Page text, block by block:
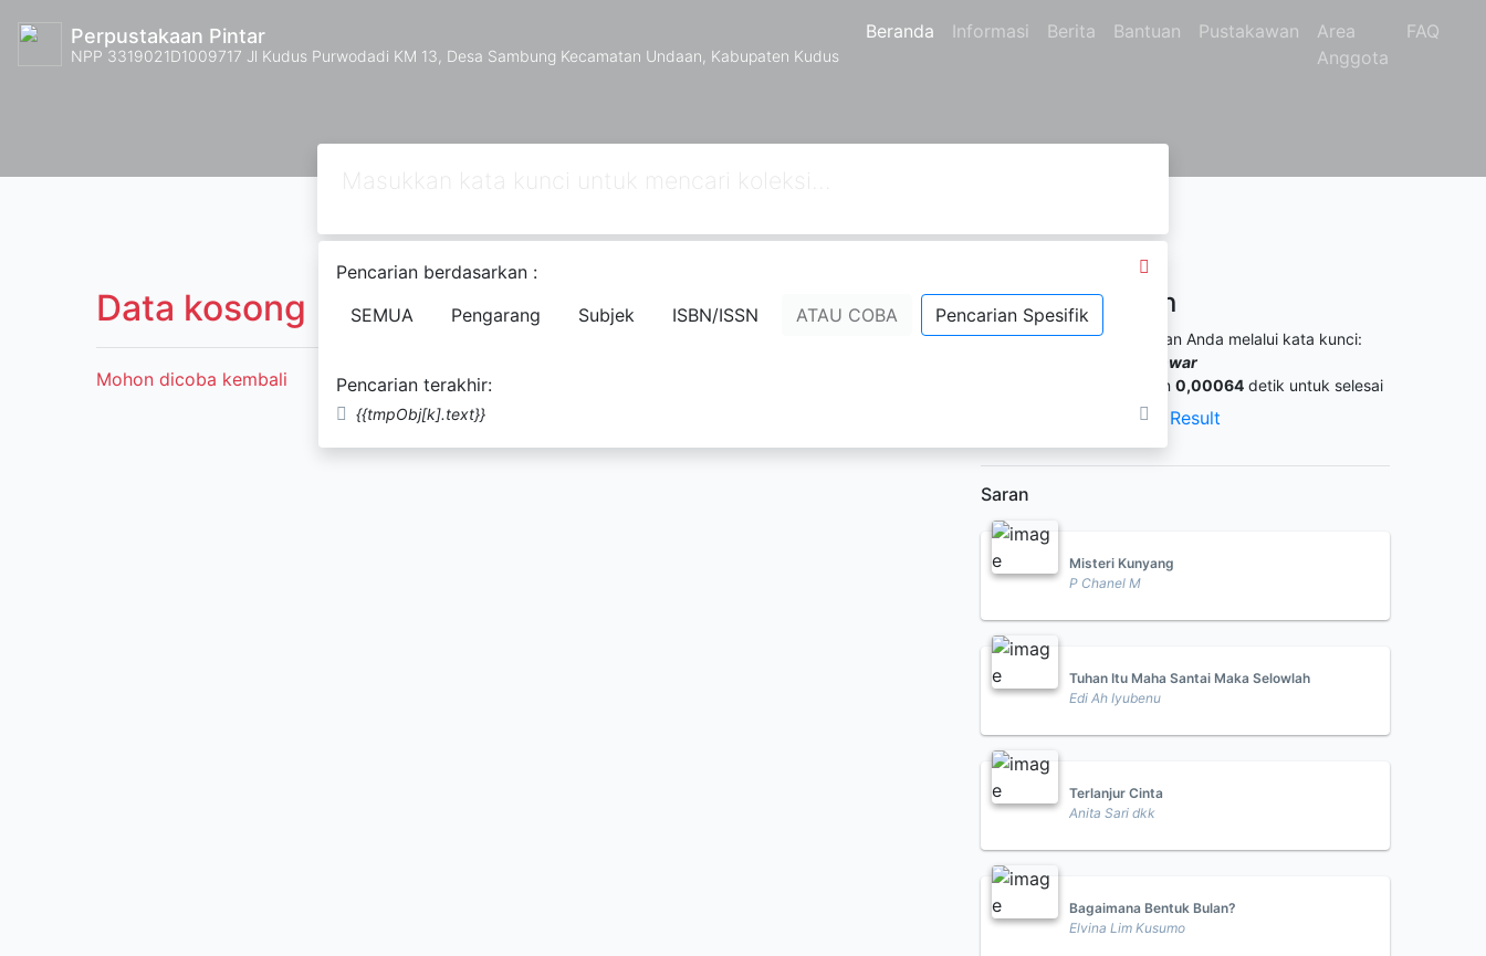
Perpustakaan Pintar
NPP 3319021D1009717 Jl Kudus Purwodadi KM 13, Desa Sambung Kecamatan Undaan, Kabupaten Kudus
Beranda Informasi Berita Bantuan Pustakawan
Area
Anggota
FAQ
Pencarian berdasarkan :
SEMUA
Pengarang Subjek ISBN/ISSN ATAU COBA Pencarian Spesifik
Pencarian terakhir:
{{tmpObj[k].text}}
Data kosong
Mohon dicoba kembali
Hasil Pencarian
Ditemukan0dari pencarian Anda melalui kata kunci:
M. Thoha Anwar
Permintaan membutuhkan 0,00064 detik untuk selesai
JSON Result
Saran
Misteri Kunyang
P Chanel M
Tuhan Itu Maha Santai Maka Selowlah
Edi Ah Iyubenu
Terlanjur Cinta
Anita Sari dkk
Bagaimana Bentuk Bulan?
Elvina Lim Kusumo